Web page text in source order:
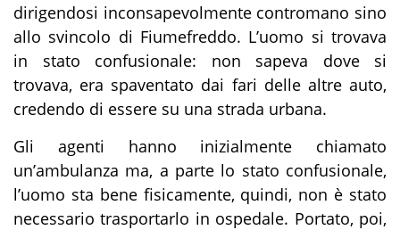
dirigendosi inconsapevolmente contromano sino
allo svincolo di Fiumefreddo. L’uomo si trovava
in stato confusionale: non sapeva dove si
trovava, era spaventato dai fari delle altre auto,
credendo di essere su una strada urbana.
Gli agenti hanno inizialmente chiamato
un’ambulanza ma, a parte lo stato confusionale,
l’uomo sta bene fisicamente, quindi, non è stato
necessario trasportarlo in ospedale. Portato, poi,